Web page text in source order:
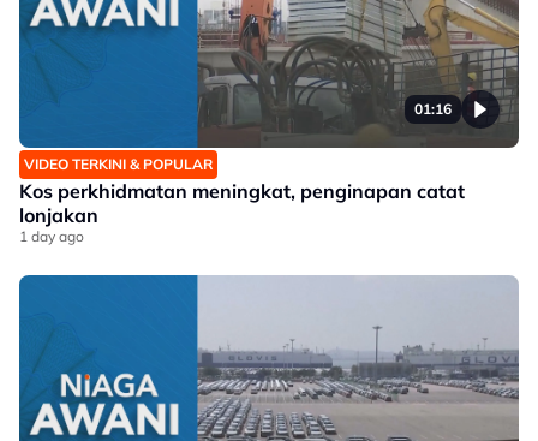
01:16
VIDEO TERKINI & POPULAR
Kos perkhidmatan meningkat, penginapan catat
lonjakan
1 day ago